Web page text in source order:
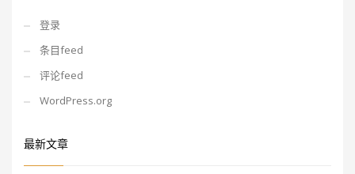
登录
条目feed
评论feed
WordPress.org
最新文章